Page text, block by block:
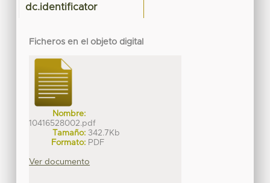
dc.identificator
Ficheros en el objeto digital
Nombre:
10416528002.pdf
Tamaño: 342.7Kb
Formato: PDF
Ver documento